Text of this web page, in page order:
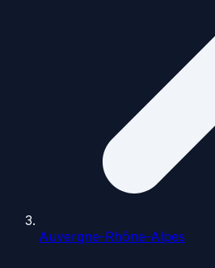
Auvergne-Rhône-Alpes